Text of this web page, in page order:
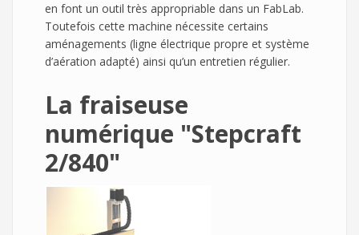
en font un outil très appropriable dans un FabLab.
Toutefois cette machine nécessite certains
aménagements (ligne électrique propre et système
d’aération adapté) ainsi qu’un entretien régulier.
La fraiseuse
numérique "Stepcraft
2/840"